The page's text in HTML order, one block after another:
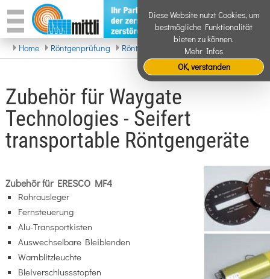
Home Röntgenprüfung Röntgenanlagen Transportabel
Zubehör für Waygate
Technologies - Seifert
transportable Röntgengeräte
Zubehör für ERESCO MF4
Rohrausleger
Fernsteuerung
Alu-Transportkisten
Auswechselbare Bleiblenden
Warnblitzleuchte
Bleiverschlussstopfen
Diese Website nutzt Cookies, um
bestmögliche Funktionalität
bieten zu können.
Mehr Infos
OK, verstanden